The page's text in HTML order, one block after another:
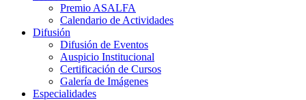
Premio ASALFA
Calendario de Actividades
Difusión
Difusión de Eventos
Auspicio Institucional
Certificación de Cursos
Galería de Imágenes
Especialidades